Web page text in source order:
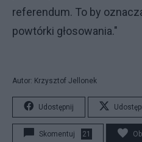
referendum. To by
powtórki głosowania."
Autor: Krzysztof Jellonek
Udostępnij
Skomentuj 21